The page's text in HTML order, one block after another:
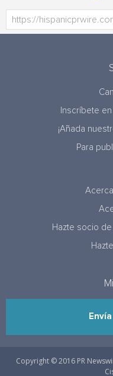
Inscríbete
¡Añada
Para
Hazte socio
Copyright © 2016 PR